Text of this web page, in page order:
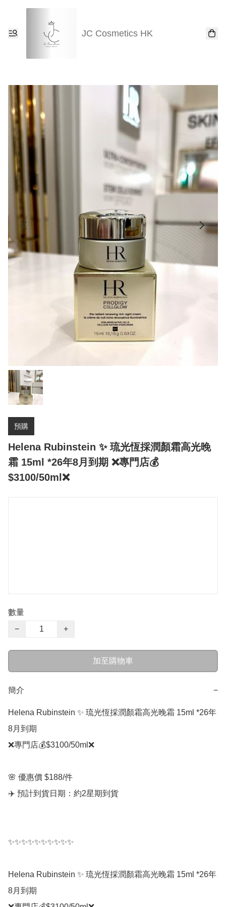
JC Cosmetics HK
預購
Helena Rubinstein ✨ 琉光恆採潤顏霜高光晚
霜 15ml *26年8月到期 ❌專門店💰
$3100/50ml❌
數量
−
+
加至購物車
簡介 −
Helena Rubinstein ✨ 琉光恆採潤顏霜高光晚霜 15ml *26年
8月到期
❌專門店💰$3100/50ml❌
🌸 優惠價 $188/件
✈️ 預計到貨日期：約2星期到貨
✨✨✨✨✨✨✨✨✨✨
Helena Rubinstein ✨ 琉光恆採潤顏霜高光晚霜 15ml *26年
8月到期